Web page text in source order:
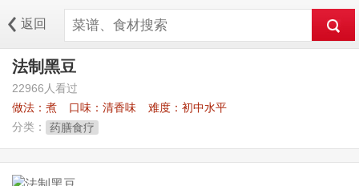
返回
法制黑豆
22966人看过
做法： 煮 口味： 清香味 难度： 初中水平
分类：
药膳食疗